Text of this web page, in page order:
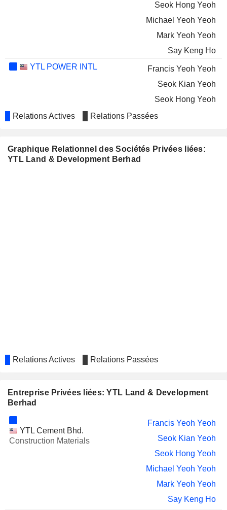
Seok Hong Yeoh
Michael Yeoh Yeoh
Mark Yeoh Yeoh
Say Keng Ho
YTL POWER INTL
Francis Yeoh Yeoh
Seok Kian Yeoh
Seok Hong Yeoh
Michael Yeoh Yeoh
Say Keng Ho
MALAYAN CEMENT
Relations Actives Relations Passées
Graphique Relationnel des Sociétés Privées liées:
YTL Land & Development Berhad
Relations Actives Relations Passées
Entreprise Privées liées: YTL Land & Development
Berhad
YTL Cement Bhd.
Construction Materials
Francis Yeoh Yeoh
Seok Kian Yeoh
Seok Hong Yeoh
Michael Yeoh Yeoh
Mark Yeoh Yeoh
Say Keng Ho